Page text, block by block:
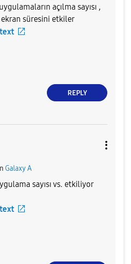
açılma sayısı ,
süresini etkiler
REPLY
Galaxy A
sayısı vs. etkiliyor